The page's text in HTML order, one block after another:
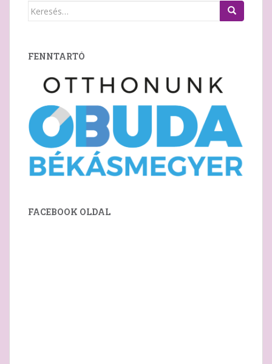
Keresés:
FENNTARTÓ
FACEBOOK OLDAL